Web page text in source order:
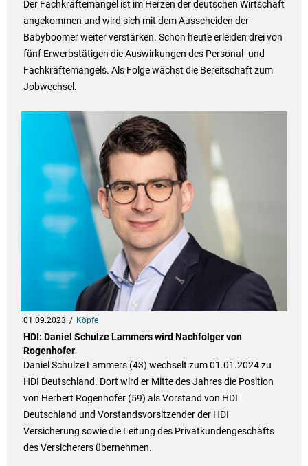
Der Fachkräftemangel ist im Herzen der deutschen Wirtschaft
angekommen und wird sich mit dem Ausscheiden der
Babyboomer weiter verstärken. Schon heute erleiden drei von
fünf Erwerbstätigen die Auswirkungen des Personal- und
Fachkräftemangels. Als Folge wächst die Bereitschaft zum
Jobwechsel.
01.09.2023 Köpfe
HDI: Daniel Schulze Lammers wird Nachfolger von
Rogenhofer
Daniel Schulze Lammers (43) wechselt zum 01.01.2024 zu
HDI Deutschland. Dort wird er Mitte des Jahres die Position
von Herbert Rogenhofer (59) als Vorstand von HDI
Deutschland und Vorstandsvorsitzender der HDI
Versicherung sowie die Leitung des Privatkundengeschäfts
des Versicherers übernehmen.